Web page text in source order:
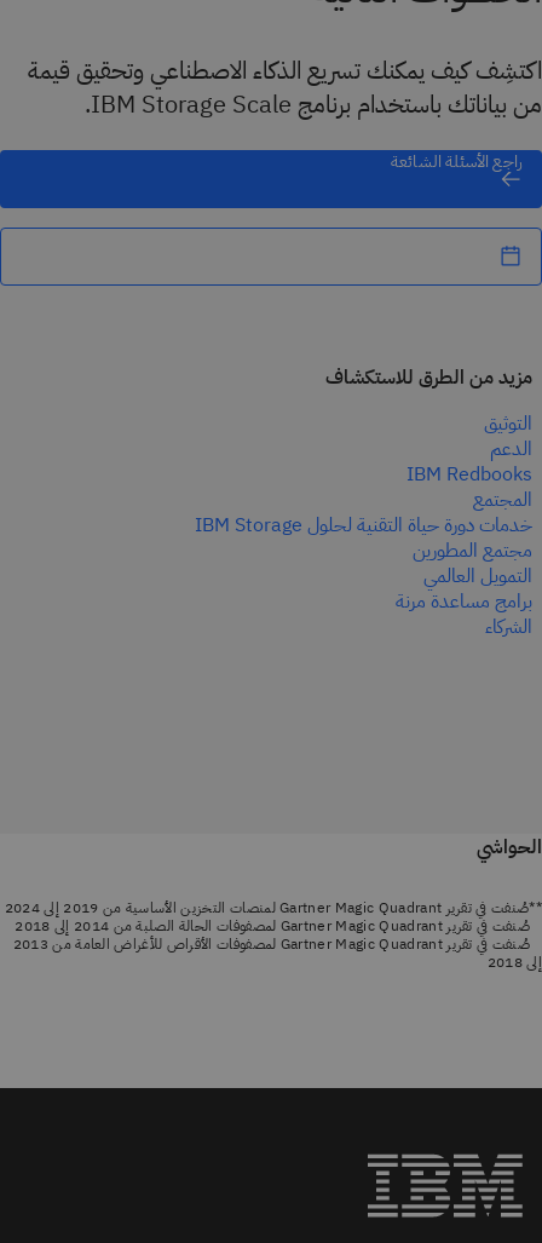
اكتشِف كيف يمكنك تسريع الذكاء الاصطناعي وتحقيق قيمة
من بياناتك باستخدام برنامج IBM Storage Scale.
راجِع الأسئلة الشائعة
مزيد من الطرق للاستكشاف
التوثيق
الدعم
IBM Redbooks
المجتمع
خدمات دورة حياة التقنية لحلول IBM Storage
مجتمع المطورين
التمويل العالمي
برامج مساعدة مرنة
الشركاء
الحواشي
**صُنفت في تقرير Gartner Magic Quadrant لمنصات التخزين الأساسية من 2019 إلى 2024
صُنفت في تقرير Gartner Magic Quadrant لمصفوفات الحالة الصلبة من 2014 إلى 2018
صُنفت في تقرير Gartner Magic Quadrant لمصفوفات الأقراص للأغراض العامة من 2013
إلى 2018